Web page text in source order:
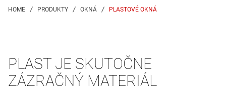
PLASTOVÉ OKNÁ
PLAST JE SKUTOČNE
ZÁZRAČNÝ MATERIÁL